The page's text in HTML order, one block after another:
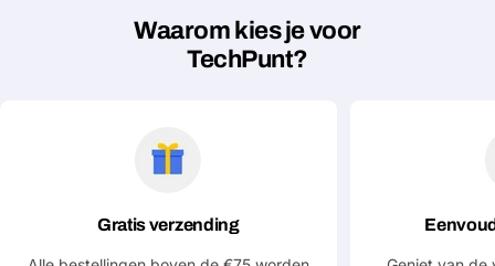
Waarom kies je voor
TechPunt?
Gratis verzending